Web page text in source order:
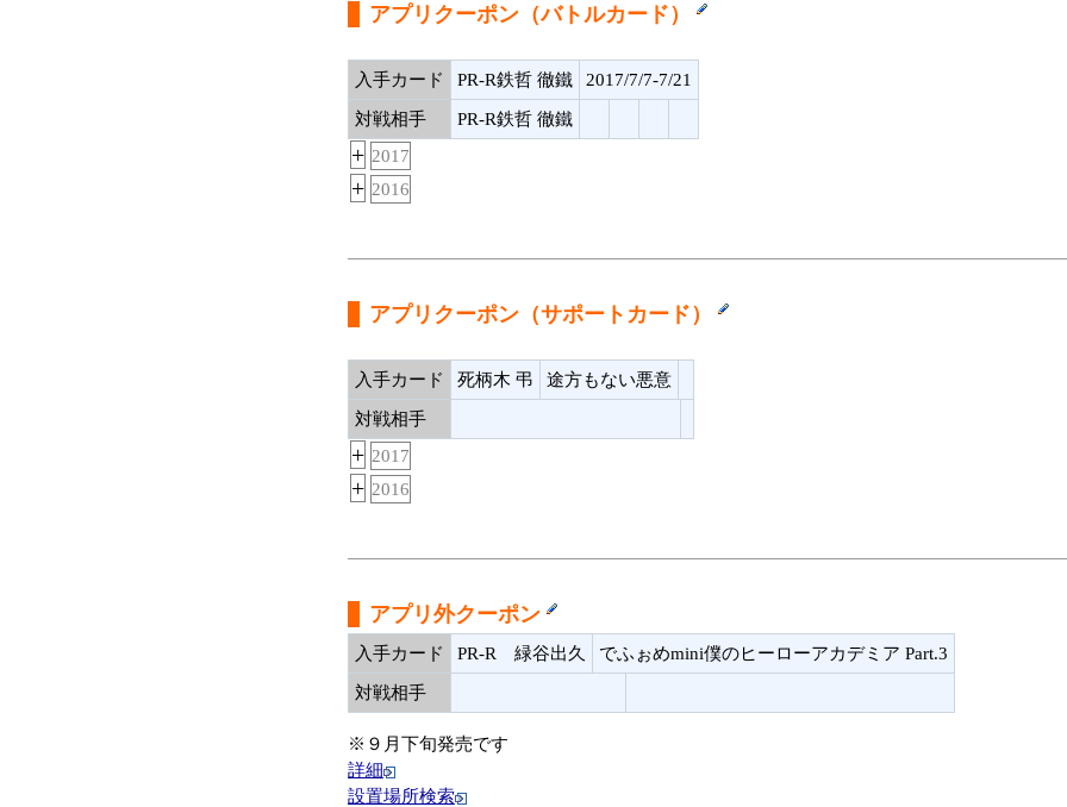
アプリクーポン（バトルカード）
入手カード PR-R鉄哲 徹鐵 2017/7/7-7/21
対戦相手 PR-R鉄哲 徹鐵
+ 2017
+ 2016
アプリクーポン（サポートカード）
入手カード 死柄木 弔 途方もない悪意
対戦相手
+ 2017
+ 2016
アプリ外クーポン
入手カード PR-R 緑谷出久 でふぉめmini僕のヒーローアカデミア Part.3
対戦相手
※９月下旬発売です
詳細
設置場所検索